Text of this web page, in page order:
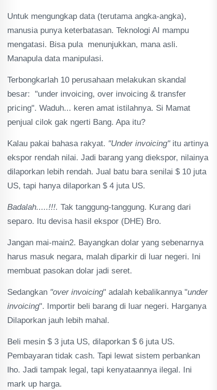
Untuk mengungkap data (terutama angka-angka),
manusia punya keterbatasan. Teknologi AI mampu
mengatasi. Bisa pula menunjukkan, mana asli.
Manapula data manipulasi.
Terbongkarlah 10 perusahaan melakukan skandal
besar: "under invoicing, over invoicing & transfer
pricing". Waduh... keren amat istilahnya. Si Mamat
penjual cilok gak ngerti Bang. Apa itu?
Kalau pakai bahasa rakyat. "Under invoicing"itu artinya
ekspor rendah nilai. Jadi barang yang diekspor, nilainya
dilaporkan lebih rendah. Jual batu bara senilai $ 10 juta
US, tapi hanya dilaporkan $ 4 juta US.
Badalah.....!!!. Tak tanggung-tanggung. Kurang dari
separo. Itu devisa hasil ekspor (DHE) Bro.
Jangan mai-main2. Bayangkan dolar yang sebenarnya
harus masuk negara, malah diparkir di luar negeri. Ini
membuat pasokan dolar jadi seret.
Sedangkan "over invoicing" adalah kebalikannya "under
invoicing". Importir beli barang di luar negeri. Harganya
Dilaporkan jauh lebih mahal.
Beli mesin $ 3 juta US, dilaporkan $ 6 juta US.
Pembayaran tidak cash. Tapi lewat sistem perbankan
lho. Jadi tampak legal, tapi kenyataannya ilegal. Ini
mark up harga.